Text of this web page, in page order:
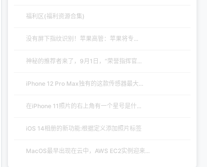
福利区(福利资源合集)
没有屏下指纹识别！苹果高管：苹果将专...
神秘的推荐者来了，9月1日，“荣誉指挥官...
iPhone 12 Pro Max独有的这款传感器最大...
在iPhone 11照片的右上角有一个星号是什...
iOS 14相册的新功能:根据定义添加照片标签
MacOS最早出现在云中，AWS EC2实例迎来...